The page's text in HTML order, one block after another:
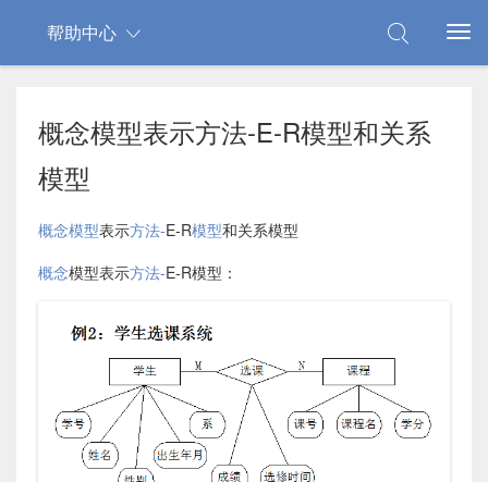
帮助中心
概念模型表示方法-E-R模型和关系
模型
概念模型表示方法-E-R模型和关系模型
概念模型表示方法-E-R模型：